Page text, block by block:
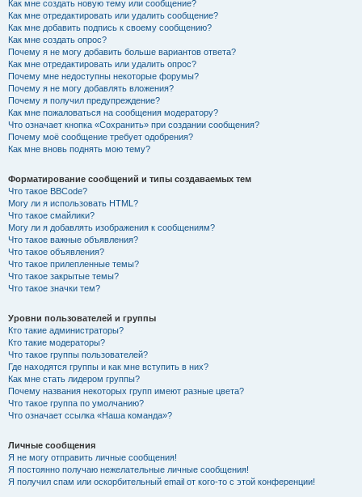
Как мне создать новую тему или сообщение?
Как мне отредактировать или удалить сообщение?
Как мне добавить подпись к своему сообщению?
Как мне создать опрос?
Почему я не могу добавить больше вариантов ответа?
Как мне отредактировать или удалить опрос?
Почему мне недоступны некоторые форумы?
Почему я не могу добавлять вложения?
Почему я получил предупреждение?
Как мне пожаловаться на сообщения модератору?
Что означает кнопка «Сохранить» при создании сообщения?
Почему моё сообщение требует одобрения?
Как мне вновь поднять мою тему?
Форматирование сообщений и типы создаваемых тем
Что такое BBCode?
Могу ли я использовать HTML?
Что такое смайлики?
Могу ли я добавлять изображения к сообщениям?
Что такое важные объявления?
Что такое объявления?
Что такое прилепленные темы?
Что такое закрытые темы?
Что такое значки тем?
Уровни пользователей и группы
Кто такие администраторы?
Кто такие модераторы?
Что такое группы пользователей?
Где находятся группы и как мне вступить в них?
Как мне стать лидером группы?
Почему названия некоторых групп имеют разные цвета?
Что такое группа по умолчанию?
Что означает ссылка «Наша команда»?
Личные сообщения
Я не могу отправить личные сообщения!
Я постоянно получаю нежелательные личные сообщения!
Я получил спам или оскорбительный email от кого-то с этой конференции!